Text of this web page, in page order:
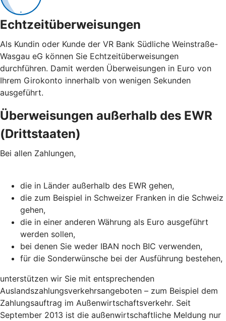
Echtzeitüberweisungen
Als Kundin oder Kunde der VR Bank Südliche Weinstraße-
Wasgau eG können Sie Echtzeitüberweisungen
durchführen. Damit werden Überweisungen in Euro von
Ihrem Girokonto innerhalb von wenigen Sekunden
ausgeführt.
Überweisungen außerhalb des EWR
(Drittstaaten)
Bei allen Zahlungen,
die in Länder außerhalb des EWR gehen,
die zum Beispiel in Schweizer Franken in die Schweiz
gehen,
die in einer anderen Währung als Euro ausgeführt
werden sollen,
bei denen Sie weder IBAN noch BIC verwenden,
für die Sonderwünsche bei der Ausführung bestehen,
unterstützen wir Sie mit entsprechenden
Auslandszahlungsverkehrsangeboten – zum Beispiel dem
Zahlungsauftrag im Außenwirtschaftsverkehr. Seit
September 2013 ist die außenwirtschaftliche Meldung nur